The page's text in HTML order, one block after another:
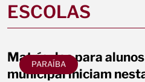
ESCOLAS
PARAÍBA
Matrículas para
municipal iniciam